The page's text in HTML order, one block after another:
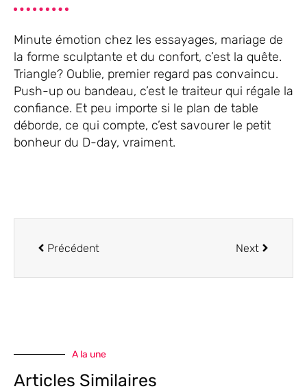
Minute émotion chez les essayages, mariage de
la forme sculptante et du confort, c’est la quête.
Triangle? Oublie, premier regard pas convaincu.
Push-up ou bandeau, c’est le traiteur qui régale la
confiance. Et peu importe si le plan de table
déborde, ce qui compte, c’est savourer le petit
bonheur du D-day, vraiment.
Précédent Next
A la une
Articles Similaires